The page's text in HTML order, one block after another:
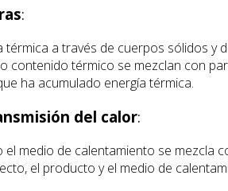
:
térmica a través de cuerpos sólidos
contenido térmico se mezclan con
ha acumulado energía térmica.
del calor:
medio de calentamiento se mezcla
el producto y el medio de